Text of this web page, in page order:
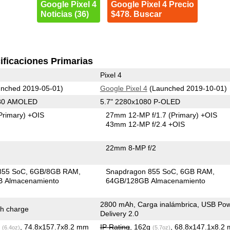
Google Pixel 4
Noticias (36)
Google Pixel 4 Precio
$478. Buscar
Primarias
Pixel 4
2019-05-01)
Google Pixel 4(Launched 2019-10-01)
AMOLED
5.7" 2280x1080 P-OLED
+OIS 27mm 12-MP f/1.7(Primary) +OIS
43mm 12-MP f/2.4 +OIS
22mm 8-MP f/2
SoC 6GB/8GB RAM
Almacenamiento
Snapdragon 855 SoC 6GB RAM
64GB/128GB Almacenamiento
charge
2800 mAh, Carga inalámbrica, USB
Delivery 2.0
(6.4oz) , 74.8x157.7x8.2 mm IP Rating, 162g (5.7oz) , 68.8x147.1x8.2